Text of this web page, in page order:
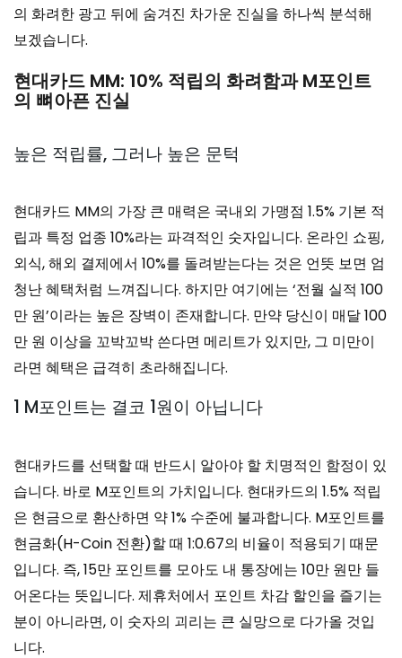
의 화려한 광고 뒤에 숨겨진 차가운 진실을 하나씩 분석해
보겠습니다.
현대카드 MM: 10% 적립의 화려함과 M포인트
의 뼈아픈 진실
높은 적립률, 그러나 높은 문턱
현대카드 MM의 가장 큰 매력은 국내외 가맹점 1.5% 기본 적
립과 특정 업종 10%라는 파격적인 숫자입니다. 온라인 쇼핑,
외식, 해외 결제에서 10%를 돌려받는다는 것은 언뜻 보면 엄
청난 혜택처럼 느껴집니다. 하지만 여기에는 ‘전월 실적 100
만 원’이라는 높은 장벽이 존재합니다. 만약 당신이 매달 100
만 원 이상을 꼬박꼬박 쓴다면 메리트가 있지만, 그 미만이
라면 혜택은 급격히 초라해집니다.
1 M포인트는 결코 1원이 아닙니다
현대카드를 선택할 때 반드시 알아야 할 치명적인 함정이 있
습니다. 바로 M포인트의 가치입니다. 현대카드의 1.5% 적립
은 현금으로 환산하면 약 1% 수준에 불과합니다. M포인트를
현금화(H-Coin 전환)할 때 1:0.67의 비율이 적용되기 때문
입니다. 즉, 15만 포인트를 모아도 내 통장에는 10만 원만 들
어온다는 뜻입니다. 제휴처에서 포인트 차감 할인을 즐기는
분이 아니라면, 이 숫자의 괴리는 큰 실망으로 다가올 것입
니다.